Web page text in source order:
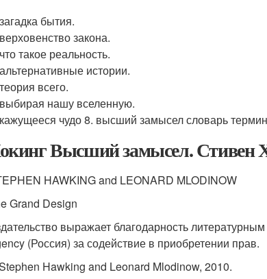
бытия.
закона.
такое реальность.
истории.
всего.
нашу вселенную.
чудо 8. высший замысел словарь
Высший замысел. Стивен
HAWKING and LEONARD MLODINOW
Grand Design
выражает благодарность
(Россия) за содействие в приобретении прав.
Hawking and Leonard Mlodinow, 2010.